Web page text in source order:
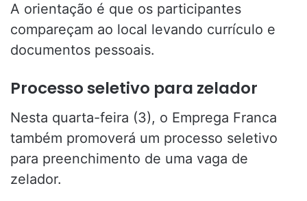
A orientação é que os participantes
compareçam ao local levando currículo e
documentos pessoais.
Processo seletivo para zelador
Nesta quarta-feira (3), o Emprega Franca
também promoverá um processo seletivo
para preenchimento de uma vaga de
zelador.